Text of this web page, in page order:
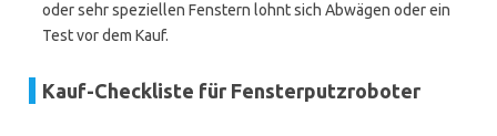
oder sehr speziellen Fenstern lohnt sich Abwägen oder ein
Test vor dem Kauf.
Kauf-Checkliste für Fensterputzroboter